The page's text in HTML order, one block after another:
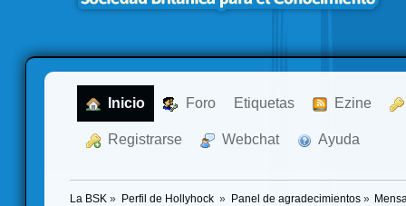
Inicio Foro Etiquetas Ezine
Registrarse Webchat Ayuda
La BSK » Perfil de Hollyhock » Panel de agradecimientos»